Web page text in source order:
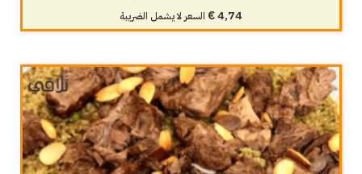
€4,74 السعر لا يشمل الضريبة